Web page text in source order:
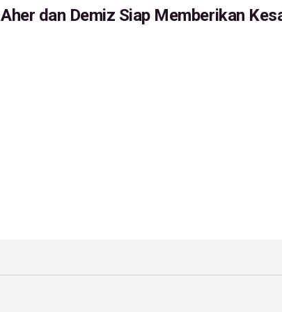
Aher dan Demiz Siap Memberikan